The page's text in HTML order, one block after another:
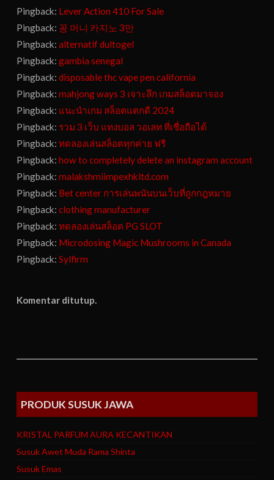
Pingback: Lever Action 410 For Sale
Pingback: 꽁 머니 카지노 3만
Pingback:alternatif dultogel
Pingback:gambia senegal
Pingback:disposable thc vape pen california
Pingback:mahjong ways 3 เจาะลึก เกมสล็อตมาจอง
Pingback: แนะนำเกม สล็อตแตกดี 2024
Pingback: รวม 3 เว็บ แทงบอล วอเลท ที่เชื่อถือได้
Pingback:ทดลองเล่นสล็อตทุกค่าย ฟรี
Pingback:how to completely delete an instagram account
Pingback:malakshmiimpexhkltd.com
Pingback: Bet center การเล่นพนันบนเว็บที่ถูกกฎหมาย
Pingback:clothing manufacturer
Pingback:ทดลองเล่นสล็อต PG SLOT
Pingback: Microdosing Magic Mushrooms in Canada
Pingback:Sylfirm
Komentar ditutup.
PRODUK SUSUK JAWA
KRISTAL PARFUM AURA KECANTIKAN
Susuk Awet Muda Rama Shinta
Susuk Emas